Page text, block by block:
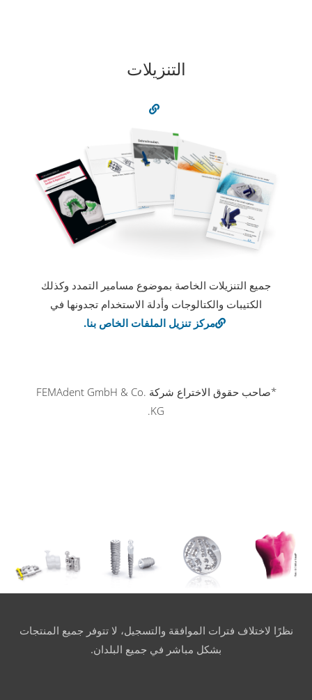
التنزيلات
جميع التنزيلات الخاصة بموضوع مسامير التمدد وكذلك
الكتيبات والكتالوجات وأدلة الاستخدام تجدونها في
مركز تنزيل الملفات الخاص بنا.
*صاحب حقوق الاختراع شركة FEMAdent GmbH & Co.
KG.
نظرًا لاختلاف فترات الموافقة والتسجيل، لا تتوفر جميع المنتجات
بشكل مباشر في جميع البلدان.